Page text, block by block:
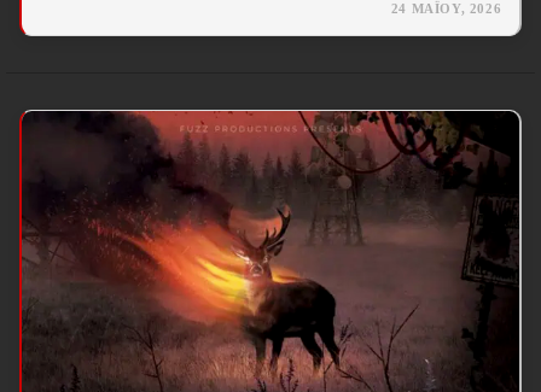
24 ΜΑΪ́ΟΥ, 2026